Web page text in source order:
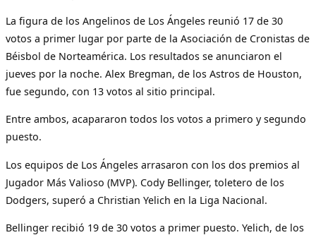
La figura de los Angelinos de Los Ángeles reunió 17 de 30
votos a primer lugar por parte de la Asociación de Cronistas de
Béisbol de Norteamérica. Los resultados se anunciaron el
jueves por la noche. Alex Bregman, de los Astros de Houston,
fue segundo, con 13 votos al sitio principal.
Entre ambos, acapararon todos los votos a primero y segundo
puesto.
Los equipos de Los Ángeles arrasaron con los dos premios al
Jugador Más Valioso (MVP). Cody Bellinger, toletero de los
Dodgers, superó a Christian Yelich en la Liga Nacional.
Bellinger recibió 19 de 30 votos a primer puesto. Yelich, de los